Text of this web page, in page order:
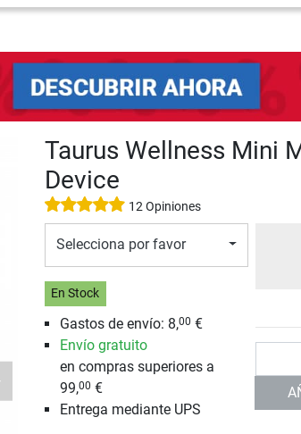
Taurus Wellness Mini
Device
12 Opiniones
Selecciona por favor
En Stock
Gastos de envío: 8,00 €
Envío gratuito
en compras superiores a
99,00 €
Entrega mediante UPS